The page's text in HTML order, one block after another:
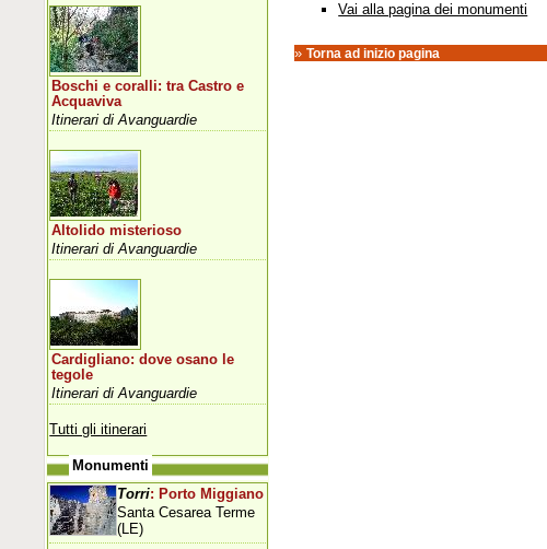
Vai alla pagina dei monumenti
»Torna ad inizio pagina
Boschi e coralli: tra Castro e
Acquaviva
Itinerari di Avanguardie
Altolido misterioso
Itinerari di Avanguardie
Cardigliano: dove osano le
tegole
Itinerari di Avanguardie
Tutti gli itinerari
Monumenti
Torri: Porto Miggiano
Santa Cesarea Terme
(LE)